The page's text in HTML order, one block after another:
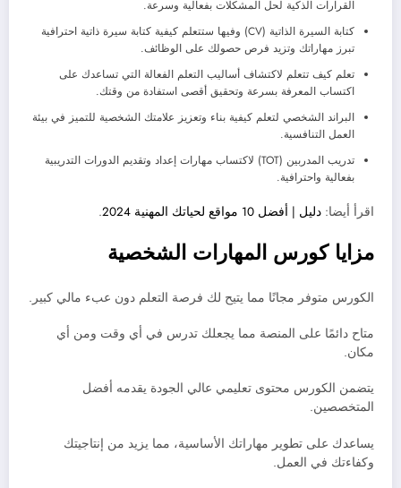
القرارات الذكية لحل المشكلات بفعالية وسرعة.
كتابة السيرة الذاتية (CV) وفيها ستتعلم كيفية كتابة سيرة ذاتية احترافية
تبرز مهاراتك وتزيد فرص حصولك على الوظائف.
تعلم كيف تتعلم لاكتشاف أساليب التعلم الفعالة التي تساعدك على
اكتساب المعرفة بسرعة وتحقيق أقصى استفادة من وقتك.
البراند الشخصي لتعلم كيفية بناء وتعزيز علامتك الشخصية للتميز في بيئة
العمل التنافسية.
تدريب المدربين (TOT) لاكتساب مهارات إعداد وتقديم الدورات التدريبية
بفعالية واحترافية.
اقرأ أيضا: دليل | أفضل 10 مواقع لحياتك المهنية 2024 .
مزايا كورس المهارات الشخصية
الكورس متوفر مجانًا مما يتيح لك فرصة التعلم دون عبء مالي كبير.
متاح دائمًا على المنصة مما يجعلك تدرس في أي وقت ومن أي
مكان.
يتضمن الكورس محتوى تعليمي عالي الجودة يقدمه أفضل
المتخصصين.
يساعدك على تطوير مهاراتك الأساسية، مما يزيد من إنتاجيتك
وكفاءتك في العمل.